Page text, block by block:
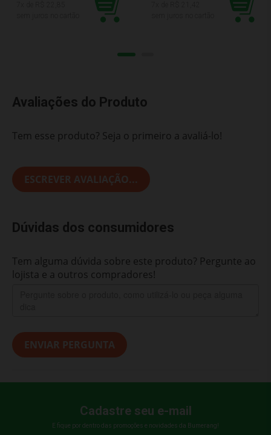
Avaliações do Produto
Tem esse produto? Seja o primeiro a avaliá-lo!
ESCREVER AVALIAÇÃO...
Dúvidas dos consumidores
Tem alguma dúvida sobre este produto? Pergunte ao
lojista e a outros compradores!
ENVIAR PERGUNTA
Cadastre seu e-mail
E fique por dentro das promoções e novidades da Bumerang!